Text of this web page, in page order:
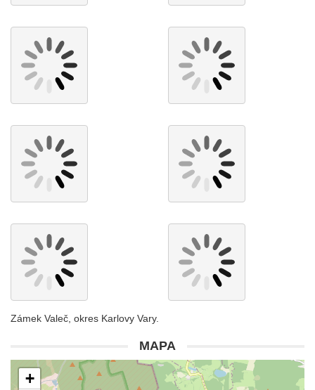
Zámek Valeč, okres Karlovy Vary.
MAPA
+